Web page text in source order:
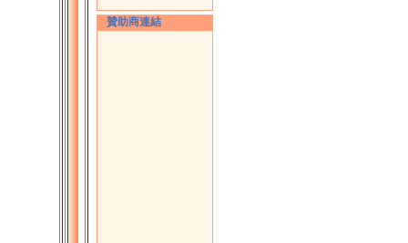
贊助商連結